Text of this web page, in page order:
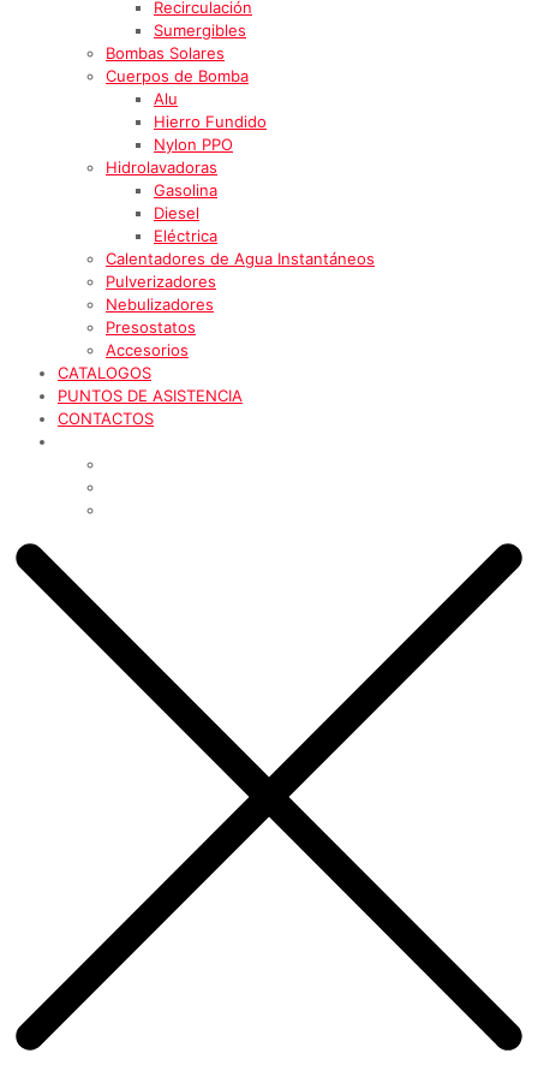
Recirculación
Sumergibles
Bombas Solares
Cuerpos de Bomba
Alu
Hierro Fundido
Nylon PPO
Hidrolavadoras
Gasolina
Diesel
Eléctrica
Calentadores de Agua Instantáneos
Pulverizadores
Nebulizadores
Presostatos
Accesorios
CATALOGOS
PUNTOS DE ASISTENCIA
CONTACTOS